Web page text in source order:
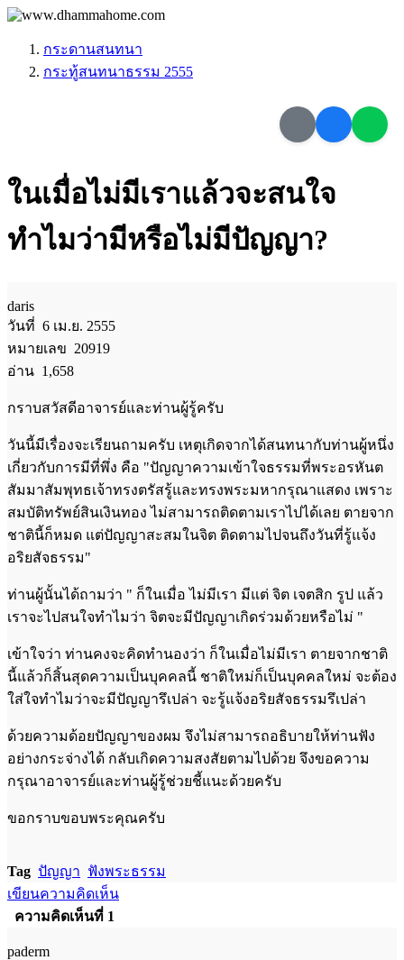
กระดานสนทนา
กระทู้สนทนาธรรม 2555
ในเมื่อไม่มีเราแล้วจะสนใจ
ทำไมว่ามีหรือไม่มีปัญญา?
daris
วันที่ 6 เม.ย. 2555
หมายเลข 20919
อ่าน 1,658
กราบสวัสดีอาจารย์และท่านผู้รู้ครับ
วันนี้มีเรื่องจะเรียนถามครับ เหตุเกิดจากได้สนทนากับท่านผู้หนึ่ง
เกี่ยวกับการมีที่พึ่ง คือ "ปัญญาความเข้าใจธรรมที่พระอรหันต
สัมมาสัมพุทธเจ้าทรงตรัสรู้และทรงพระมหากรุณาแสดง เพราะ
สมบัติทรัพย์สินเงินทอง ไม่สามารถติดตามเราไปได้เลย ตายจาก
ชาตินี้ก็หมด แต่ปัญญาสะสมในจิต ติดตามไปจนถึงวันที่รู้แจ้ง
อริยสัจธรรม"
ท่านผู้นั้นได้ถามว่า " ก็ในเมื่อ ไม่มีเรา มีแต่ จิต เจตสิก รูป แล้ว
เราจะไปสนใจทำไมว่า จิตจะมีปัญญาเกิดร่วมด้วยหรือไม่ "
เข้าใจว่า ท่านคงจะคิดทำนองว่า ก็ในเมื่อไม่มีเรา ตายจากชาติ
นี้แล้วก็สิ้นสุดความเป็นบุคคลนี้ ชาติใหม่ก็เป็นบุคคลใหม่ จะต้อง
ใส่ใจทำไมว่าจะมีปัญญารึเปล่า จะรู้แจ้งอริยสัจธรรมรึเปล่า
ด้วยความด้อยปัญญาของผม จึงไม่สามารถอธิบายให้ท่านฟัง
อย่างกระจ่างได้ กลับเกิดความสงสัยตามไปด้วย จึงขอความ
กรุณาอาจารย์และท่านผู้รู้ช่วยชี้แนะด้วยครับ
ขอกราบขอบพระคุณครับ
Tag ปัญญา ฟังพระธรรม
เขียนความคิดเห็น
ความคิดเห็นที่ 1
paderm